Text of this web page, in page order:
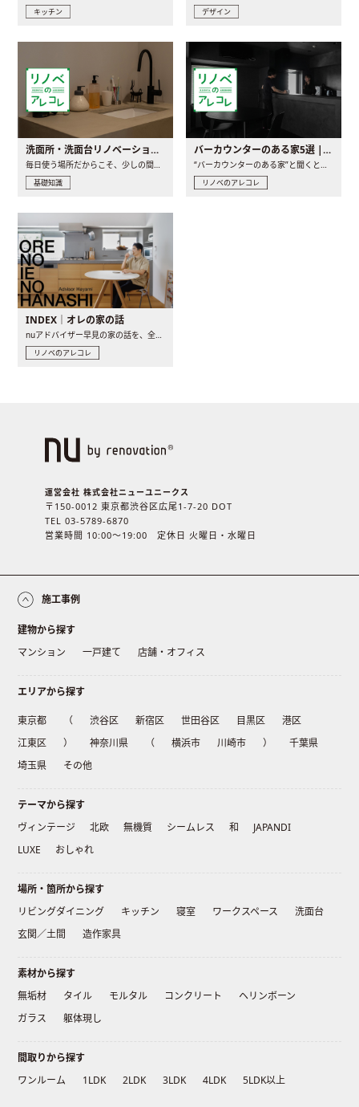
キッチン デザイン
洗面所・洗面台リノベーションの事例と間取りアイデア
毎日使う場所だからこそ、少しの間取りの工夫や素材の選び方で..
基礎知識
バーカウンターのある家5選 | 日常に馴染む“距離の近い”キッチンとは
“バーカウンターのある家”と聞くと、少し特別な、大人のための..
リノベのアレコレ
INDEX｜オレの家の話
nuアドバイザー早見の家の話を、全4話でお届け。リノベーションを..
リノベのアレコレ
運営会社 株式会社ニューユニークス
〒150-0012 東京都渋谷区広尾1-7-20 DOT
TEL 03-5789-6870
営業時間 10:00〜19:00 定休日 火曜日・水曜日
施工事例
建物から探す
マンション
一戸建て 店舗・オフィス
エリアから探す
東京都 （ 渋谷区 新宿区 世田谷区 目黒区
港区
江東区
） 神奈川県 （ 横浜市 川崎市 ）
千葉県
埼玉県
その他
テーマから探す
ヴィンテージ
北欧 無機質 シームレス 和
JAPANDI
LUXE
おしゃれ
場所・箇所から探す
リビングダイニング
キッチン 寝室 ワークスペース
洗面台
玄関／土間
造作家具
素材から探す
無垢材
タイル モルタル コンクリート
ヘリンボーン
ガラス
躯体現し
間取りから探す
ワンルーム
1LDK 2LDK 3LDK 4LDK 5LDK以上